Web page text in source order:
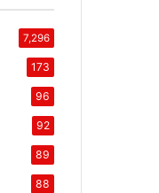
7,296
173
96
92
89
88